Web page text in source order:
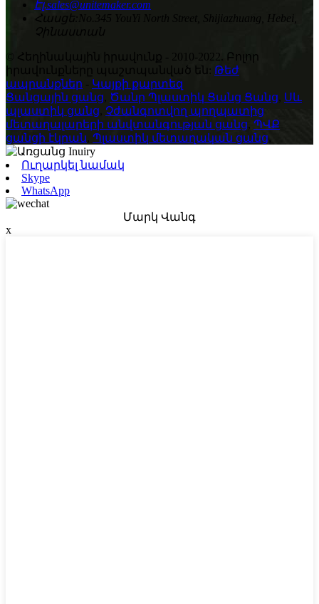
Էլ.sales@unitemaker.com
Հասցե:
No.345 YouYi North Street, Shijiazhuang, Hebei,
Չինաստան
© Հեղինակային իրավունք - 2010-2022. Բոլոր
իրավունքները պաշտպանված են: Թեժ
ապրանքներ - Կայքի քարտեզ
Ցանցային ցանց
Ծանր Պլաստիկ Ցանց Ցանց Սև
պլաստիկ ցանց Չժանգոտվող պողպատից
մետաղալարերի անվտանգության ցանց, ՊՎՔ
ցանցի էկրան Պլաստիկ մետաղական ցանց,
Ուղարկել նամակ
Skype
WhatsApp
Մարկ Վանգ
x